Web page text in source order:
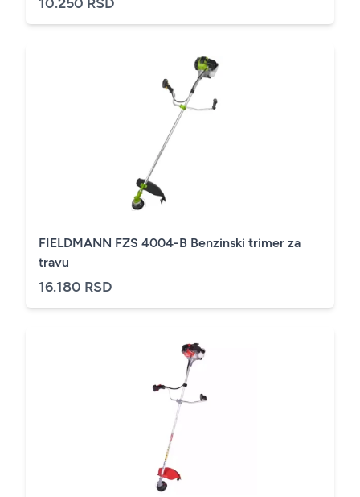
FIELDMANN FZS 4004-B Benzinski trimer za
travu
16.180 RSD